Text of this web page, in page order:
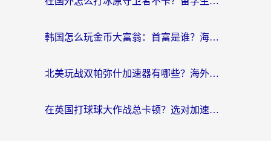
韩国怎么玩金币大富翁：首富是谁？海外党国服游戏加速全攻略
北美玩战双帕弥什加速器有哪些？海外党亲测好用的国服加速指南
在英国打球球大作战总卡顿？选对加速器让你告别延迟（附实测攻略）